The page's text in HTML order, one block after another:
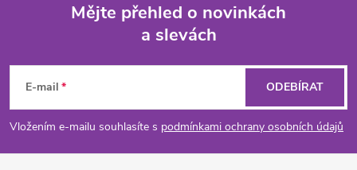
p
Mějte přehled o novinkách
a slevách
E-mail
Vložením e-mailu souhlasíte s podmínkami ochrany osobních údajů
ODEBÍRAT